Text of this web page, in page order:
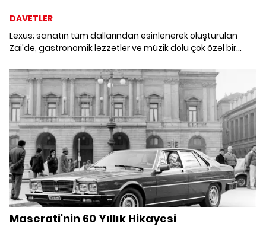
DAVETLER
Lexus; sanatın tüm dallarından esinlenerek oluşturulan
Zai'de, gastronomik lezzetler ve müzik dolu çok özel bir
Maserati'nin 60 Yıllık Hikayesi